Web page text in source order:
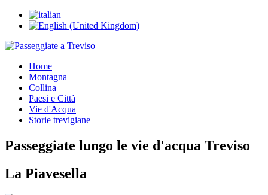
Home
Montagna
Collina
Paesi e Città
Vie d'Acqua
Storie trevigiane
Passeggiate lungo le vie d'acqua Treviso
La Piavesella